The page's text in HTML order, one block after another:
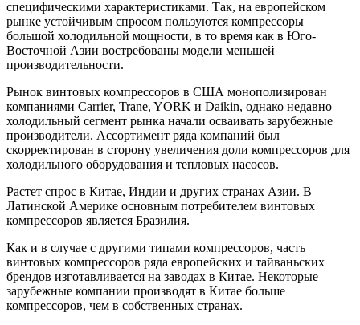
специфическими характеристиками. Так, на европейском
рынке устойчивым спросом пользуются компрессоры
большой холодильной мощности, в то время как в Юго-
Восточной Азии востребованы модели меньшей
производительности.
Рынок винтовых компрессоров в США монополизирован
компаниями Carrier, Trane, YORK и Daikin, однако недавно
холодильный сегмент рынка начали осваивать зарубежные
производители. Ассортимент ряда компаний был
скорректирован в сторону увеличения доли компрессоров для
холодильного оборудования и тепловых насосов.
Растет спрос в Китае, Индии и других странах Азии. В
Латинской Америке основным потребителем винтовых
компрессоров является Бразилия.
Как и в случае с другими типами компрессоров, часть
винтовых компрессоров ряда европейских и тайваньских
брендов изготавливается на заводах в Китае. Некоторые
зарубежные компании производят в Китае больше
компрессоров, чем в собственных странах.